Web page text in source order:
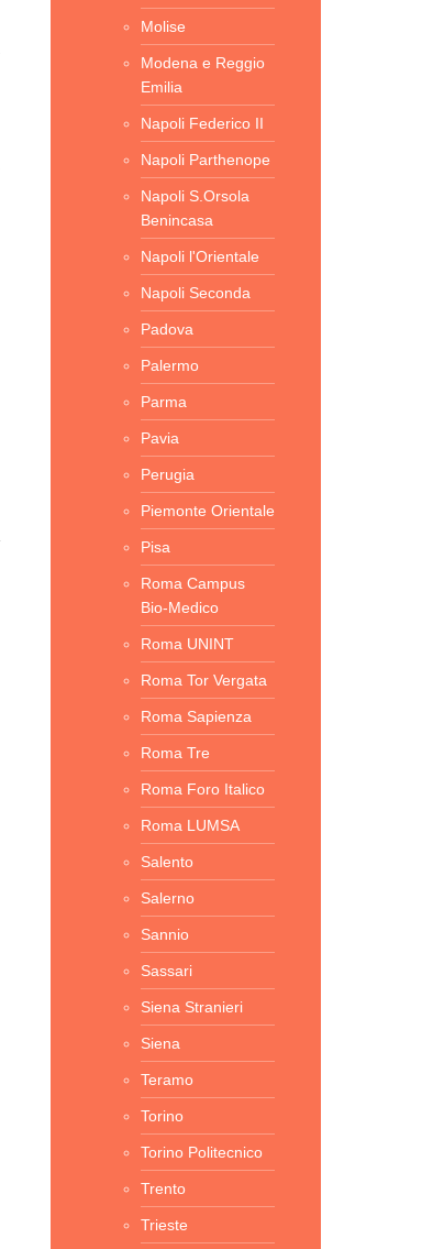
Molise
Modena e Reggio
Emilia
Napoli Federico II
Napoli Parthenope
Napoli S.Orsola
Benincasa
Napoli l'Orientale
Napoli Seconda
Padova
Palermo
Parma
Pavia
Perugia
Piemonte Orientale
Pisa
Roma Campus
Bio-Medico
Roma UNINT
Roma Tor Vergata
Roma Sapienza
Roma Tre
Roma Foro Italico
Roma LUMSA
Salento
Salerno
Sannio
Sassari
Siena Stranieri
Siena
Teramo
Torino
Torino Politecnico
Trento
Trieste